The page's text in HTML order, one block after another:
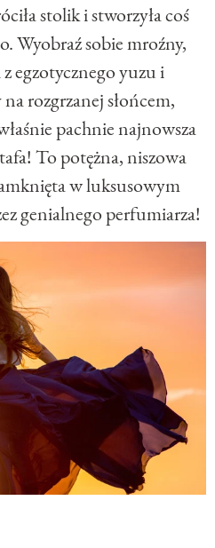
stolik i stworzyła coś
Wyobraź sobie mroźny,
egzotycznego yuzu i
rozgrzanej słońcem,
pachnie najnowsza
To potężna, niszowa
w luksusowym
genialnego perfumiarza!